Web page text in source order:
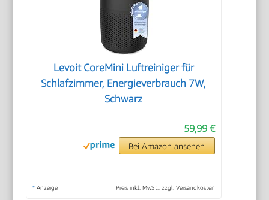
Levoit CoreMini Luftreiniger für
Schlafzimmer, Energieverbrauch 7W,
Schwarz
59,99 €
Bei Amazon ansehen
* Anzeige Preis inkl. MwSt., zzgl. Versandkosten